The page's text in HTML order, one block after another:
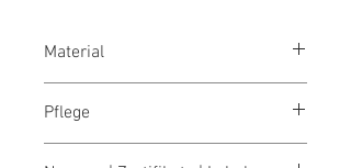
Material
Baumwolle und 43 % Polyester,
130 g/m²
Pflege